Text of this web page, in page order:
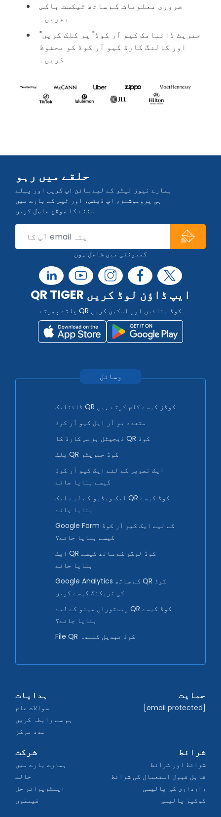
ضروری معلومات کے ساتھ ٹیکسٹ باکس
بھریں۔
"جنریٹ ڈائنامک کیو آر کوڈ" پر کلک کریں
اور کالنگ کارڈ کیو آر کوڈ کو محفوظ
کریں۔
حلقے میں رہو
ہمارے نیوز لیٹر کے لیے سائن اپ کریں اور پہلے
ہی پروموشنز، اپ ڈیٹس، اور ٹپس کے بارے میں
سننے کا موقع حاصل کریں
کمیونٹی میں شامل ہوں
QR TIGER ایپ ڈاؤن لوڈ کریں
چلتے پھرتے QR کوڈ بنائیں اور اسکین کریں
وسائل
ڈائنامک QR کوڈز کیسے کام کرتے ہیں
متعدد یو آر ایل کیو آر کوڈ
ڈیجیٹل بزنس کارڈ کا QR کوڈ
بلک QR کوڈ جنریٹر
ایک تصویر کے لئے ایک کیو آر کوڈ
کیسے بنایا جائے
ایک ویڈیو کے لیے ایک QR کوڈ کیسے
بنایا جائے
Google Form کے لیے ایک کیو آر کوڈ
کیسے بنایا جائے؟
ایک QR کوڈ لوگو کے ساتھ کیسے
بنایا جائے
Google Analytics کے ساتھ QR کوڈ
کی ٹریکنگ کیسے کریں
ریستوراں مینو کے لیے QR کوڈ کیسے
بنایا جائے؟
File QR کوڈ تبدیل کنندہ
ہدایات
سوالات عام
ہم سے رابطہ کریں
مدد مرکز
حمایت
[email protected]
شرکت
ہمارے بارے میں
حالت
اینٹرپرائز حل
قیمتوں
شرائط
شرائط اور شرائط
قابل قبول استعمال کی شرائط
رازداری کی پالیسی
کوکیز پالیسی